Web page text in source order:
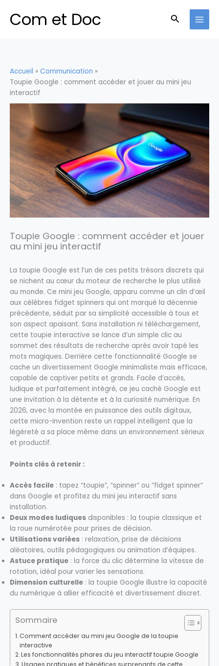
contenu
Com et Doc
Accueil
Communication
Toupie Google : comment accéder et jouer au mini jeu
interactif
Toupie Google : comment accéder et jouer
au mini jeu interactif
La toupie Google est l’un de ces petits trésors discrets qui
se nichent au cœur du moteur de recherche le plus utilisé
au monde. Ce mini jeu Google, apparu comme un clin d’œil
aux célèbres fidget spinners qui ont marqué la décennie
précédente, séduit par sa simplicité accessible à tous et
son aspect apaisant. Sans installation ni téléchargement,
cette toupie interactive se lance d’un simple clic au
sommet des résultats de recherche après avoir tapé les
mots magiques. Derrière cette fonctionnalité Google se
cache un divertissement Google minimaliste mais efficace,
capable de captiver petits et grands. Facile d’accès,
ludique et parfaitement intégré, ce jeu caché Google est
une invitation à la détente et à la curiosité numérique. En
2026, avec la montée en puissance des outils digitaux,
cette micro-invention reste un rappel intelligent que la
légèreté a sa place même dans un environnement sérieux
et productif.
Points clés à retenir :
Accès facile : tapez “toupie”, “spinner” ou “fidget spinner”
dans Google et profitez du mini jeu interactif sans
installation.
Deux modes ludiques disponibles : la toupie classique et
la roue numérotée pour prises de décision.
Utilisations variées : relaxation, prise de décisions
aléatoires, outils pédagogiques ou animation d’équipes.
Astuce pratique : la force du clic détermine la vitesse de
rotation, idéal pour varier les sensations.
Dimension culturelle : la toupie Google illustre la capacité
du numérique à allier efficacité et divertissement discret.
Sommaire
Comment accéder au mini jeu Google de la toupie
interactive
Les fonctionnalités phares du jeu interactif toupie Google
Usages pratiques et bénéfices surprenants de cette